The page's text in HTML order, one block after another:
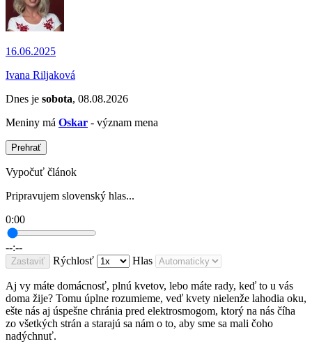
16.06.2025
Ivana Riljaková
Dnes je sobota, 08.08.2026
Meniny má Oskar - význam mena
Prehrať
Vypočuť článok
Pripravujem slovenský hlas...
0:00
--:--
Zastaviť Rýchlosť Hlas
Aj vy máte domácnosť, plnú kvetov, lebo máte rady, keď to u vás
doma žije? Tomu úplne rozumieme, veď kvety nielenže lahodia oku,
ešte nás aj úspešne chránia pred elektrosmogom, ktorý na nás číha
zo všetkých strán a starajú sa nám o to, aby sme sa mali čoho
nadýchnuť.